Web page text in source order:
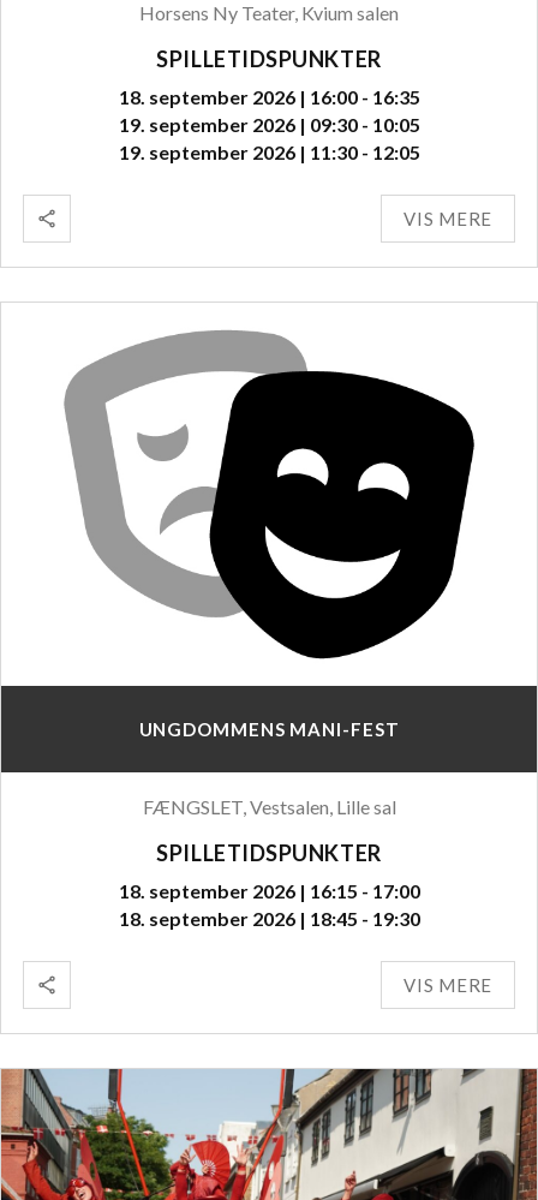
Horsens Ny Teater, Kvium salen
SPILLETIDSPUNKTER
18. september 2026 | 16:00 - 16:35
19. september 2026 | 09:30 - 10:05
19. september 2026 | 11:30 - 12:05
VIS MERE
UNGDOMMENS MANI-FEST
FÆNGSLET, Vestsalen, Lille sal
SPILLETIDSPUNKTER
18. september 2026 | 16:15 - 17:00
18. september 2026 | 18:45 - 19:30
VIS MERE